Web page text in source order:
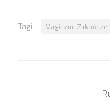
Tagi: Magiczne